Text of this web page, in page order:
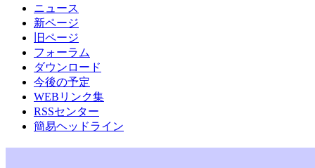
ニュース
新ページ
旧ページ
フォーラム
ダウンロード
今後の予定
WEBリンク集
RSSセンター
簡易ヘッドライン